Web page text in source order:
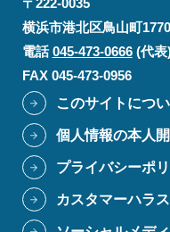
〒222-0035
横浜市港北区鳥山町1770
電話045-473-0666(代
FAX 045-473-0956
このサイトにつ
個人情報の本人
プライバシーポ
カスタマーハラ